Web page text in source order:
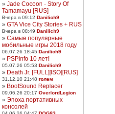
» Jade Cocoon - Story Of
Tamamayu [RUS]
Вчера в 09:12 Danilich9
» GTA Vice City Stories + RUS
Вчера в 08:49 Danilich9
» Самые популярные
мобильные игры 2018 году
06.07.26 18:45 Danilich9
» PSPinfo 10 лет!
05.07.26 05:53 Danilich9
» Death Jr. [FULL][ISO][RUS]
31.12.10 21:48 голем
» BootSound Replacer
09.06.26 20:17 OverlordLegion
» Эпоха портативных
консолей